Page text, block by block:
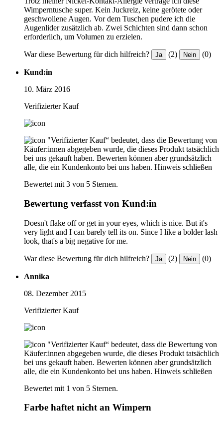
Wimperntusche super. Kein Juckreiz, keine gerötete oder
geschwollene Augen. Vor dem Tuschen pudere ich die
Augenlider zusätzlich ab. Zwei Schichten sind dann schon
erforderlich, um Volumen zu erzielen.
War diese Bewertung für dich hilfreich? Ja (2) Nein (0)
Kund:in
10. März 2016
Verifizierter Kauf
"Verifizierter Kauf“ bedeutet, dass die Bewertung von
Käufer:innen abgegeben wurde, die dieses Produkt tatsächlich
bei uns gekauft haben. Bewerten können aber grundsätzlich
alle, die ein Kundenkonto bei uns haben. Hinweis schließen
Bewertet mit 3 von 5 Sternen.
Bewertung verfasst von Kund:in
Doesn't flake off or get in your eyes, which is nice. But it's
very light and I can barely tell its on. Since I like a bolder lash
look, that's a big negative for me.
War diese Bewertung für dich hilfreich? Ja (2) Nein (0)
Annika
08. Dezember 2015
Verifizierter Kauf
"Verifizierter Kauf“ bedeutet, dass die Bewertung von
Käufer:innen abgegeben wurde, die dieses Produkt tatsächlich
bei uns gekauft haben. Bewerten können aber grundsätzlich
alle, die ein Kundenkonto bei uns haben. Hinweis schließen
Bewertet mit 1 von 5 Sternen.
Farbe haftet nicht an Wimpern